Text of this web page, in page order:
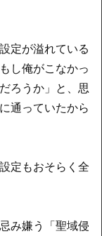
定が溢れている
し俺がこなかっ
ろうか」と、思
通っていたから
定もおそらく全
み嫌う「聖域侵